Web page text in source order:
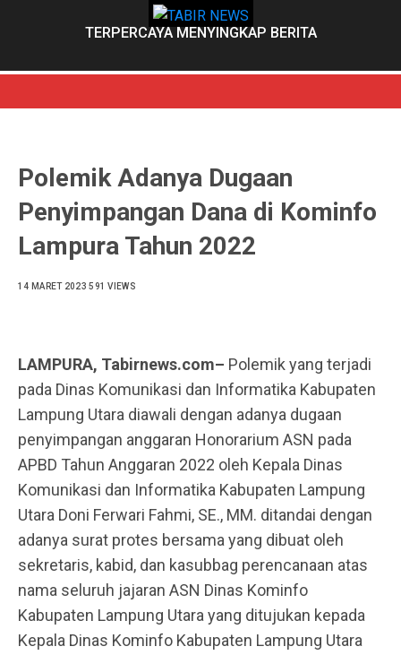
TERPERCAYA MENYINGKAP BERITA
Polemik Adanya Dugaan
Penyimpangan Dana di Kominfo
Lampura Tahun 2022
14 MARET 2023591 VIEWS
LAMPURA, Tabirnews.com– Polemik yang terjadi
pada Dinas Komunikasi dan Informatika Kabupaten
Lampung Utara diawali dengan adanya dugaan
penyimpangan anggaran Honorarium ASN pada
APBD Tahun Anggaran 2022 oleh Kepala Dinas
Komunikasi dan Informatika Kabupaten Lampung
Utara Doni Ferwari Fahmi, SE., MM. ditandai dengan
adanya surat protes bersama yang dibuat oleh
sekretaris, kabid, dan kasubbag perencanaan atas
nama seluruh jajaran ASN Dinas Kominfo
Kabupaten Lampung Utara yang ditujukan kepada
Kepala Dinas Kominfo Kabupaten Lampung Utara